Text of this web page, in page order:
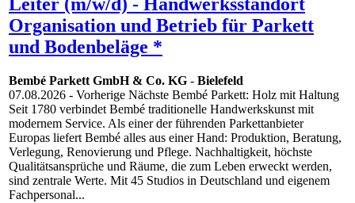
Leiter (m/w/d) - Handwerksstandort
Organisation und Betrieb für Parkett
und Bodenbeläge *
Bembé Parkett GmbH & Co. KG - Bielefeld
07.08.2026 - Vorherige Nächste Bembé Parkett: Holz mit Haltung
Seit 1780 verbindet Bembé traditionelle Handwerkskunst mit
modernem Service. Als einer der führenden Parkettanbieter
Europas liefert Bembé alles aus einer Hand: Produktion, Beratung,
Verlegung, Renovierung und Pflege. Nachhaltigkeit, höchste
Qualitätsansprüche und Räume, die zum Leben erweckt werden,
sind zentrale Werte. Mit 45 Studios in Deutschland und eigenem
Fachpersonal...